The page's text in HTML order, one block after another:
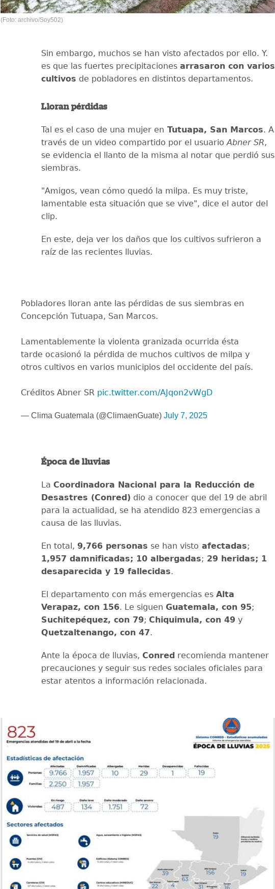
(Foto: archivo/Soy502)
Sin embargo, muchos se han visto afectados por ello. Y.
es que las fuertes precipitaciones arrasaron con varios
cultivos de pobladores en distintos departamentos.
Lloran pérdidas
Tal es el caso de una mujer en Tutuapa, San Marcos. A
través de un video compartido por el usuario Abner SR,
se evidencia el llanto de la misma al notar que perdió sus
siembras.
"Amigos, vean cómo quedó la milpa. Es muy triste,
lamentable esta situación que se vive", dice el autor del
clip.
En este, deja ver los daños que los cultivos sufrieron a
raíz de las recientes lluvias.
Pobladores lloran ante las pérdidas de sus siembras en
Concepción Tutuapa, San Marcos.
Lamentablemente la violenta granizada ocurrida ésta
tarde ocasionó la pérdida de muchos cultivos de milpa y
otros cultivos en varios municipios del occidente del país.
Créditos Abner SR pic.twitter.com/AJqon2vWgD
— Clima Guatemala (@ClimaenGuate) July 7, 2025
Época de lluvias
La Coordinadora Nacional para la Reducción de
Desastres (Conred) dio a conocer que del 19 de abril
para la actualidad, se ha atendido 823 emergencias a
causa de las lluvias.
En total, 9,766 personas se han visto afectadas;
1,957 damnificadas; 10 albergadas; 29 heridas; 1
desaparecida y 19 fallecidas.
El departamento con más emergencias es Alta
Verapaz, con 156. Le siguen Guatemala, con 95;
Suchitepéquez, con 79; Chiquimula, con 49 y
Quetzaltenango, con 47.
Ante la época de lluvias, Conred recomienda mantener
precauciones y seguir sus redes sociales oficiales para
estar atentos a información relacionada.